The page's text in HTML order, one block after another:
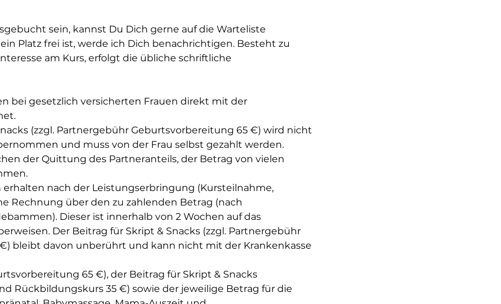
sein, kannst Du Dich gerne auf die Warteliste
Platz frei ist, werde ich Dich benachrichtigen. Besteht zu
am Kurs, erfolgt die übliche schriftliche
bei gesetzlich versicherten Frauen direkt mit der
(zzgl. Partnergebühr Geburtsvorbereitung 65 €) wird nicht
und muss von der Frau selbst gezahlt werden.
der Quittung des Partneranteils, der Betrag von vielen
erhalten nach der Leistungserbringung (Kursteilnahme,
Rechnung über den zu zahlenden Betrag (nach
Dieser ist innerhalb von 2 Wochen auf das
Der Beitrag für Skript & Snacks (zzgl. Partnergebühr
bleibt davon unberührt und kann nicht mit der Krankenkasse
65 €), der Beitrag für Skript & Snacks
Rückbildungskurs 35 €) sowie der jeweilige Betrag für die